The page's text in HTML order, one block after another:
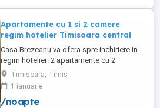
Apartamente cu 1 si 2 camere
regim hotelier Timisoara central
Casa Brezeanu va ofera spre inchiriere in
regim hotelier: 2 apartamente cu 2
dormitoare, baie si bucatarie proprie. (4
locuri cazare in fiecare apartament) 1
apartament cu 1 dormitor, baie si
bucatarie proprie. (3 locuri cazare) Fiecare
Timisoara, Timis
1 ianuarie
/noapte